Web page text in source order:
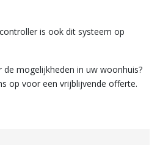
is ook dit systeem op
mogelijkheden in uw woonhuis?
op voor een vrijblijvende offerte.